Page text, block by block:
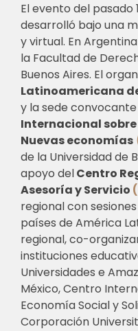
El evento del pasado
desarrolló bajo una
y virtual. En
la Facultad de
Buenos Aires. El
Latinoamericana
y la sede
Internacional
Nuevas economías
de la Universidad de
apoyo delCentro
Asesoría y Servicio
regional con
países de América
regional, co-
instituciones
Universidades e
México, Centro
Economía Social y
Corporación